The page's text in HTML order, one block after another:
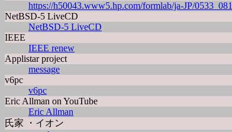
https://h50043.www5.hp.com/formlab/ja-JP/
NetBSD-5 LiveCD
NetBSD-5 LiveCD
IEEE
IEEE renew
Applistar project
message
v6pc
v6pc
Eric Allman on YouTube
Eric Allman
氏家 ・イオン